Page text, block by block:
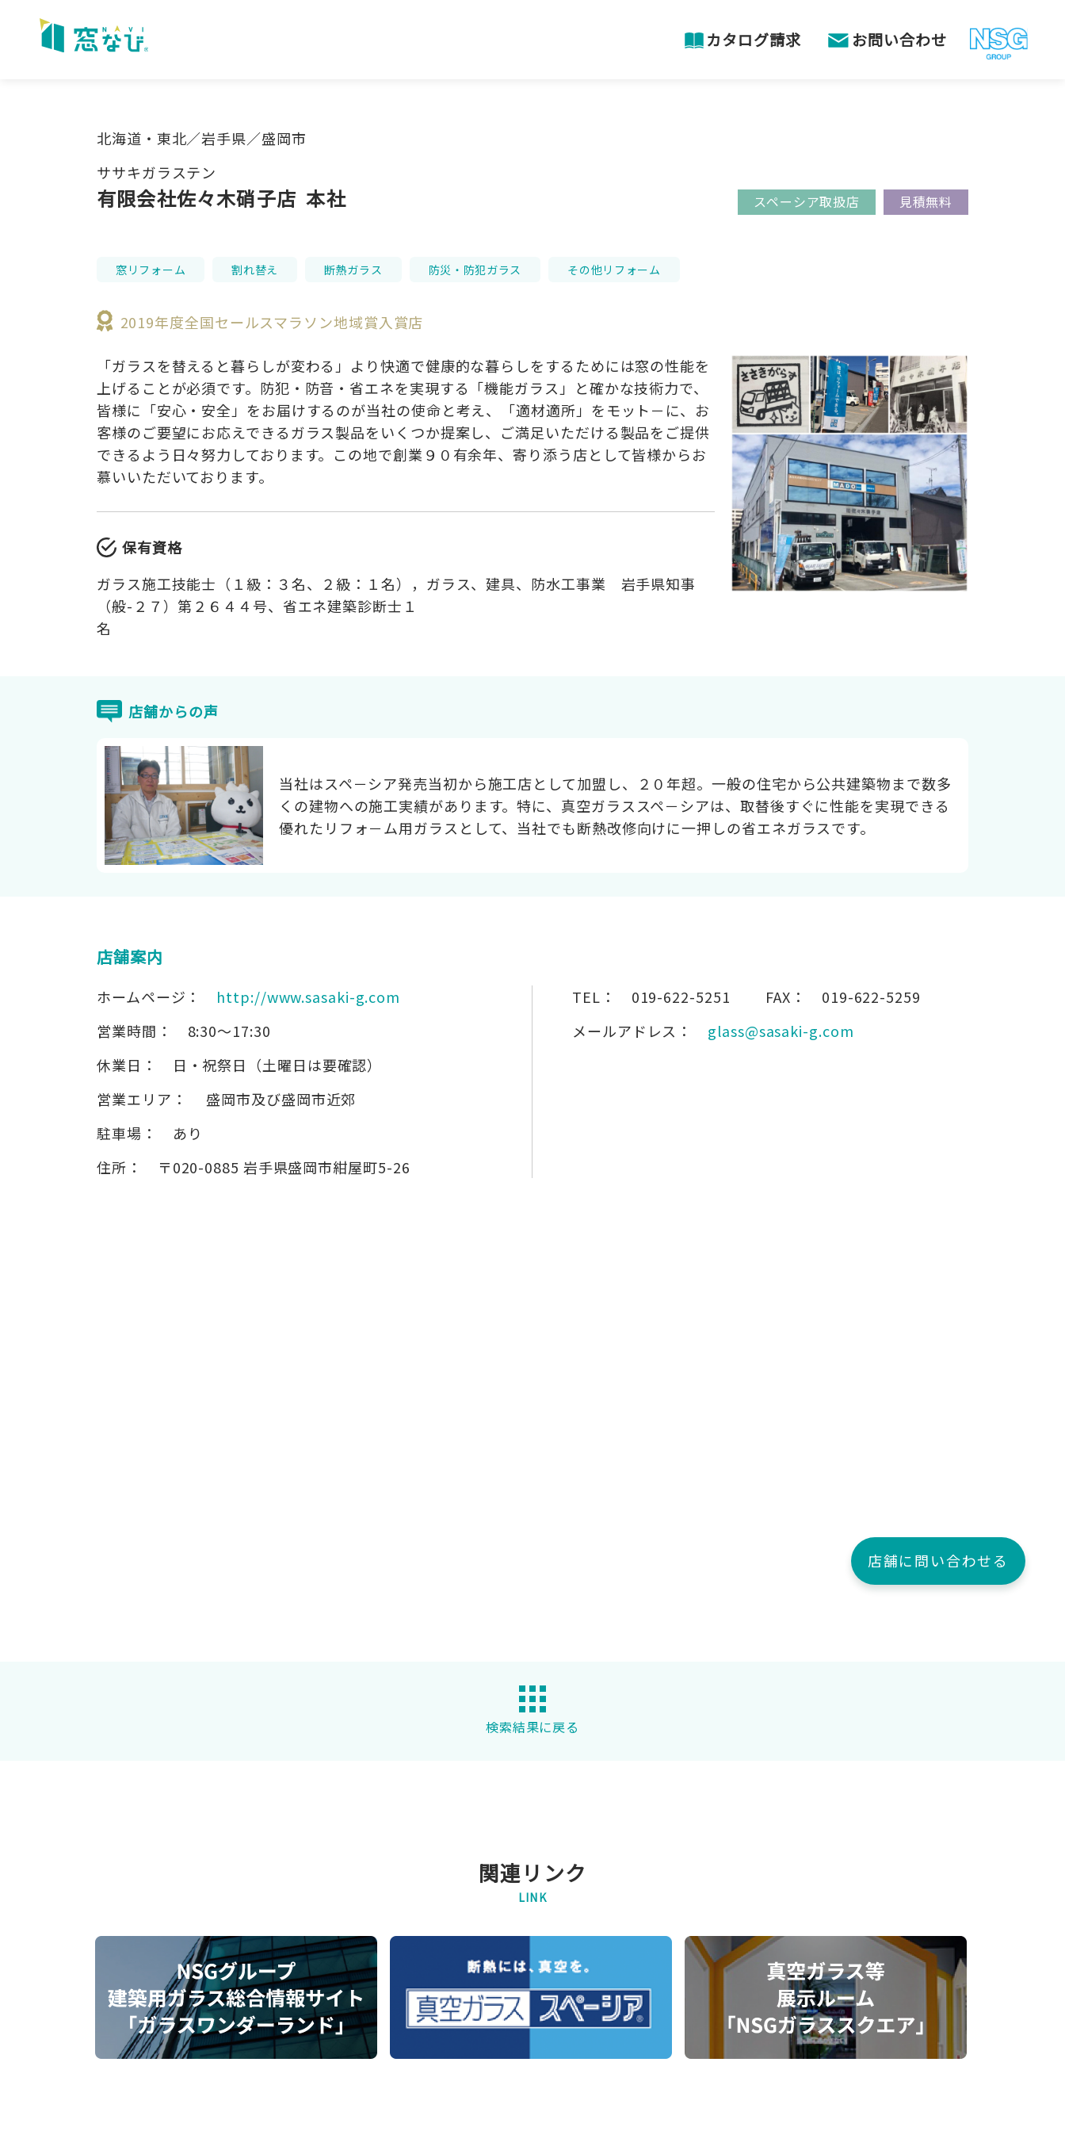
content
カタログ請求 お問い合わせ
北海道・東北／岩手県／盛岡市
ササキガラステン
有限会社佐々木硝子店 本社 スペーシア取扱店 見積無料
窓リフォーム 割れ替え 断熱ガラス 防災・防犯ガラス その他リフォーム
2019年度全国セールスマラソン地域賞入賞店
「ガラスを替えると暮らしが変わる」より快適で健康的な暮らしをするためには窓の性能を
上げることが必須です。防犯・防音・省エネを実現する「機能ガラス」と確かな技術力で、
皆様に「安心・安全」をお届けするのが当社の使命と考え、「適材適所」をモット－に、お
客様のご要望にお応えできるガラス製品をいくつか提案し、ご満足いただける製品をご提供
できるよう日々努力しております。この地で創業９０有余年、寄り添う店として皆様からお
慕いいただいております。
保有資格
ガラス施工技能士（１級：３名、２級：１名），ガラス、建具、防水工事業 岩手県知事
（般-２７）第２６４４号、省エネ建築診断士１
名
店舗からの声
当社はスペ－シア発売当初から施工店として加盟し、２０年超。一般の住宅から公共建築物まで数多
くの建物への施工実績があります。特に、真空ガラススペ－シアは、取替後すぐに性能を実現できる
優れたリフォ－ム用ガラスとして、当社でも断熱改修向けに一押しの省エネガラスです。
店舗案内
ホームページ：
http://www.sasaki-g.com
営業時間：
8:30～17:30
休業日：
日・祝祭日（土曜日は要確認）
営業エリア：
盛岡市及び盛岡市近郊
駐車場：
あり
住所：
〒020-0885 岩手県盛岡市紺屋町5-26
TEL： 019-622-5251 FAX：
019-622-5259
メールアドレス：
glass@sasaki-g.com
検索結果に戻る
関連リンク
LINK
店舗に問い合わせる